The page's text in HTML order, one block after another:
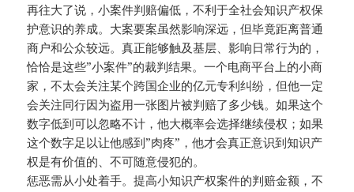
再往大了说，小案件判赔偏低，不利于全社会知识产权保
护意识的养成。大案要案虽然影响深远，但毕竟距离普通
商户和公众较远。真正能够触及基层、影响日常行为的，
恰恰是这些”小案件”的裁判结果。一个电商平台上的小商
家，不太会关注某个跨国企业的亿元专利纠纷，但他一定
会关注同行因为盗用一张图片被判赔了多少钱。如果这个
数字低到可以忽略不计，他大概率会选择继续侵权；如果
这个数字足以让他感到”肉疼”，他才会真正意识到知识产
权是有价值的、不可随意侵犯的。
惩恶需从小处着手。提高小知识产权案件的判赔金额，不